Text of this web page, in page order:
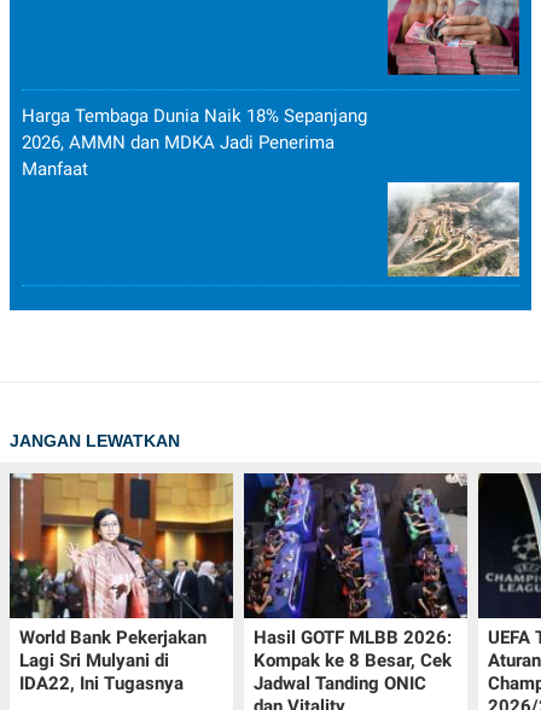
Harga Tembaga Dunia Naik 18% Sepanjang
2026, AMMN dan MDKA Jadi Penerima
Manfaat
JANGAN LEWATKAN
World Bank Pekerjakan
Lagi Sri Mulyani di
IDA22, Ini Tugasnya
Hasil GOTF MLBB 2026:
Kompak ke 8 Besar, Cek
Jadwal Tanding ONIC
UEFA